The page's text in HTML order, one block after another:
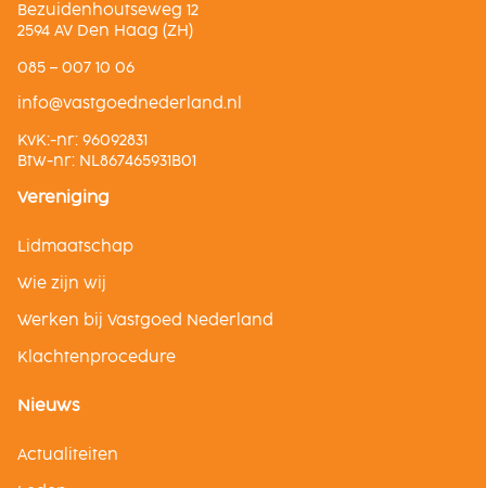
Bezuidenhoutseweg 12
2594 AV Den Haag (ZH)
085 – 007 10 06
ln.dnalredendeogtsav@ofni
KvK:-nr: 96092831
Btw-nr: NL867465931B01
Vereniging
Lidmaatschap
Wie zijn wij
Werken bij Vastgoed Nederland
Klachtenprocedure
Nieuws
Actualiteiten